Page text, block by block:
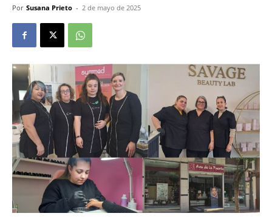
Por Susana Prieto - 2 de mayo de 2025